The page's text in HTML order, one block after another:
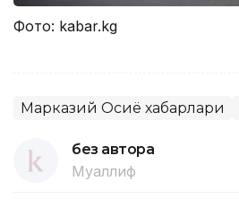
Фото: kabar.kg
Марказий Осиё хабарлари
без автора
Муаллиф